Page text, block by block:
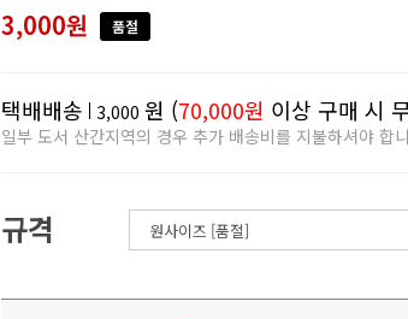
3,000원 품절
택배배송 3,000 원 (70,000원 이상 구매 시
일부 도서 산간지역의 경우 추가 배송비를 지불하셔야 합
규격